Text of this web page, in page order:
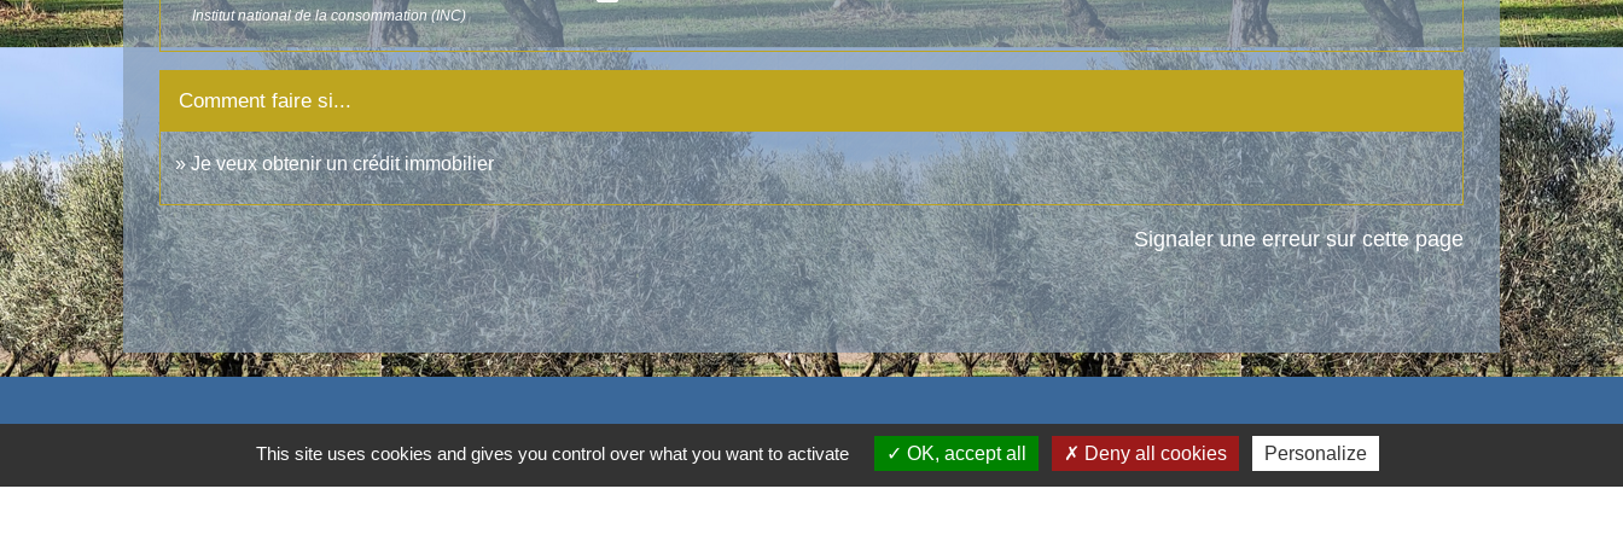
Institut national de la consommation (INC)
Comment faire si...
Je veux obtenir un crédit immobilier
Signaler une erreur sur cette page
ContactsThis site uses cookies and gives you control over what you want to activate OK, accept all Deny all cookies Personalize